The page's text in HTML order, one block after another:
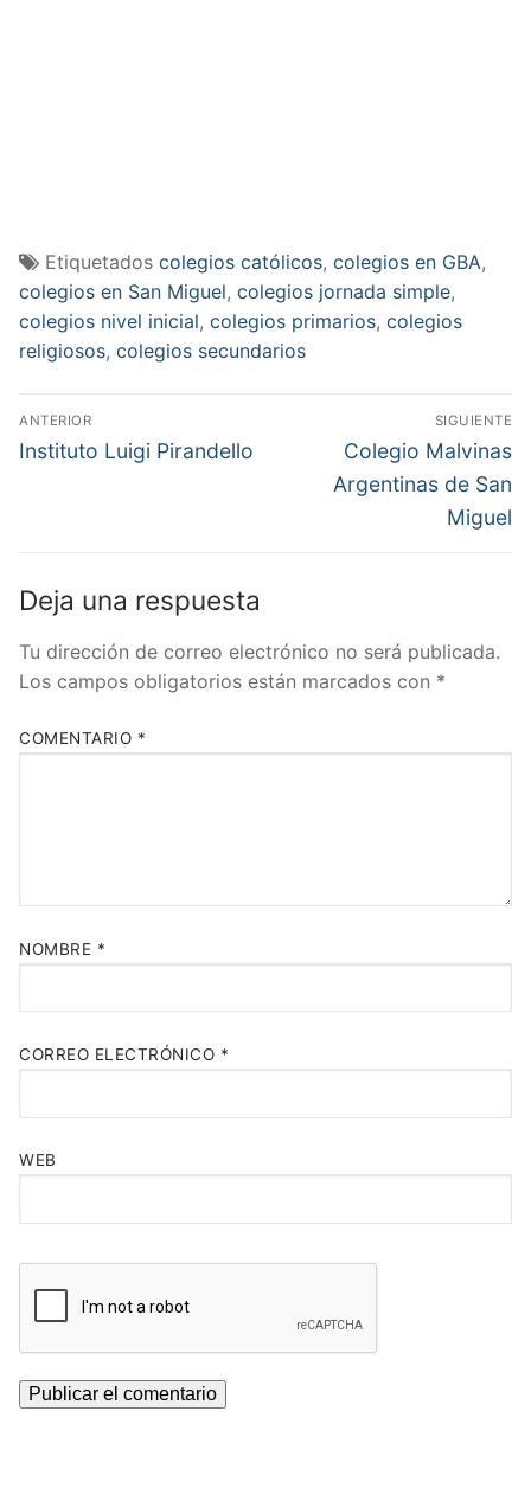
Etiquetados colegios católicos, colegios en GBA,
colegios en San Miguel, colegios jornada simple,
colegios nivel inicial, colegios primarios, colegios
religiosos, colegios secundarios
Navegación
de
ANTERIOR
Entrada
Instituto Luigi Pirandello
SIGUIENTE
Entrada
siguiente:
Colegio Malvinas
Argentinas de San
Miguel
Deja una respuesta
Tu dirección de correo electrónico no será publicada.
Los campos obligatorios están marcados con *
COMENTARIO *
NOMBRE *
CORREO ELECTRÓNICO *
WEB